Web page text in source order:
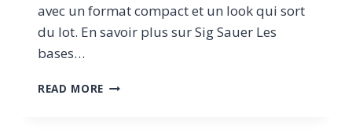
avec un format compact et un look qui sort
du lot. En savoir plus sur Sig Sauer Les
bases…
READ MORE SIG